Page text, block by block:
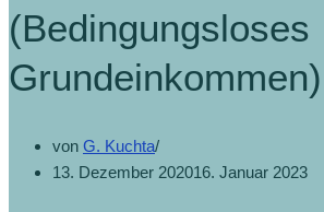
(Bedingungsloses
Grundeinkommen)
von G. Kuchta
13. Dezember 202016. Januar 2023